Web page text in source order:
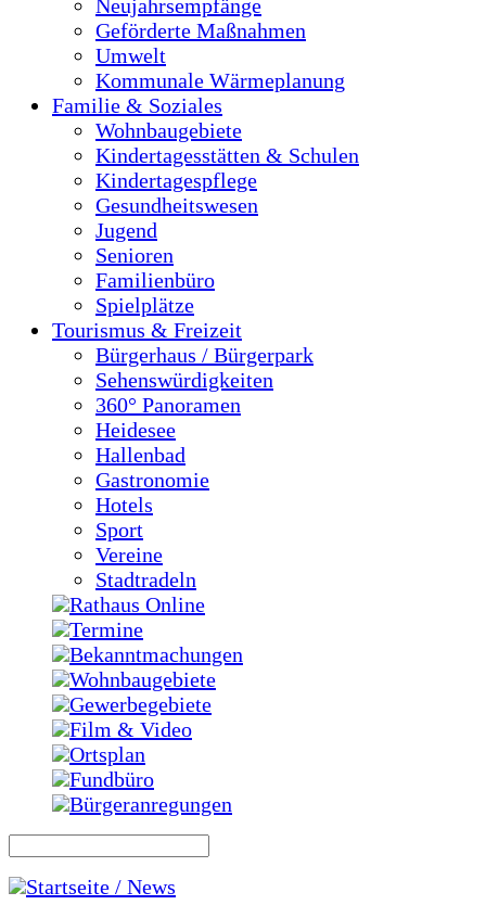
Neujahrsempfänge
Geförderte Maßnahmen
Umwelt
Kommunale Wärmeplanung
Familie & Soziales
Wohnbaugebiete
Kindertagesstätten & Schulen
Kindertagespflege
Gesundheitswesen
Jugend
Senioren
Familienbüro
Spielplätze
Tourismus & Freizeit
Bürgerhaus / Bürgerpark
Sehenswürdigkeiten
360° Panoramen
Heidesee
Hallenbad
Gastronomie
Hotels
Sport
Vereine
Stadtradeln
Rathaus Online
Termine
Bekanntmachungen
Wohnbaugebiete
Gewerbegebiete
Film & Video
Ortsplan
Fundbüro
Bürgeranregungen
Startseite / News